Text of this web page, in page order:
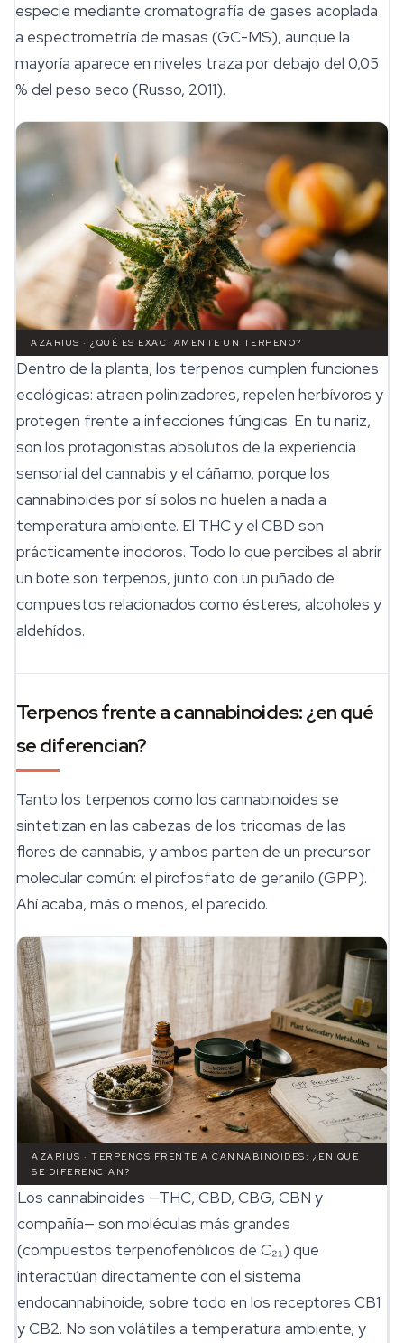
especie mediante cromatografía de gases acoplada
a espectrometría de masas (GC-MS), aunque la
mayoría aparece en niveles traza por debajo del 0,05
% del peso seco (Russo, 2011).
AZARIUS · ¿QUÉ ES EXACTAMENTE UN TERPENO?
Dentro de la planta, los terpenos cumplen funciones
ecológicas: atraen polinizadores, repelen herbívoros y
protegen frente a infecciones fúngicas. En tu nariz,
son los protagonistas absolutos de la experiencia
sensorial del cannabis y el cáñamo, porque los
cannabinoides por sí solos no huelen a nada a
temperatura ambiente. El THC y el CBD son
prácticamente inodoros. Todo lo que percibes al abrir
un bote son terpenos, junto con un puñado de
compuestos relacionados como ésteres, alcoholes y
aldehídos.
Terpenos frente a cannabinoides: ¿en qué
se diferencian?
Tanto los terpenos como los cannabinoides se
sintetizan en las cabezas de los tricomas de las
flores de cannabis, y ambos parten de un precursor
molecular común: el pirofosfato de geranilo (GPP).
Ahí acaba, más o menos, el parecido.
AZARIUS · TERPENOS FRENTE A CANNABINOIDES: ¿EN QUÉ
SE DIFERENCIAN?
Los cannabinoides —THC, CBD, CBG, CBN y
compañía— son moléculas más grandes
(compuestos terpenofenólicos de C₂₁) que
interactúan directamente con el sistema
endocannabinoide, sobre todo en los receptores CB1
y CB2. No son volátiles a temperatura ambiente, y